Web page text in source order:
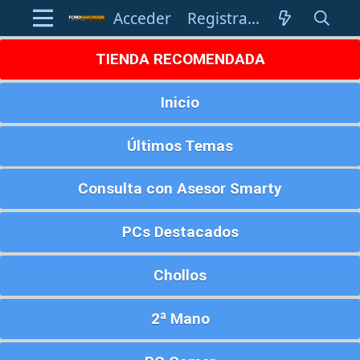
Acceder Registrarse
TIENDA RECOMENDADA
Inicio
Últimos Temas
Consulta con Asesor Smarty
PCs Destacados
Chollos
2ª Mano